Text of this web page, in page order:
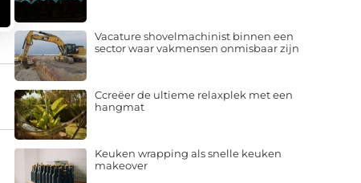
Vacature shovelmachinist binnen een
sector waar vakmensen onmisbaar zijn
Ccreëer de ultieme relaxplek met een
hangmat
Keuken wrapping als snelle keuken
makeover